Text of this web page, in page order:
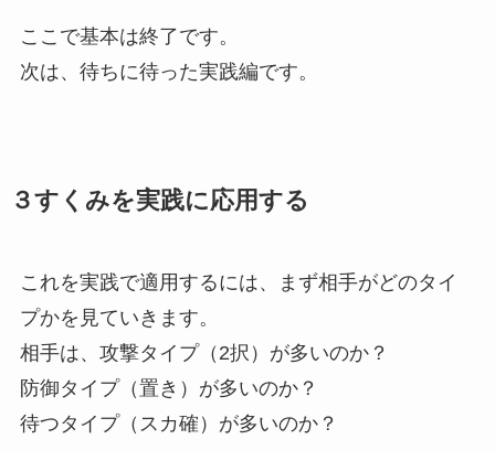
ここで基本は終了です。
次は、待ちに待った実践編です。
３すくみを実践に応用する
これを実践で適用するには、まず相手がどのタイ
プかを見ていきます。
相手は、攻撃タイプ（2択）が多いのか？
防御タイプ（置き）が多いのか？
待つタイプ（スカ確）が多いのか？